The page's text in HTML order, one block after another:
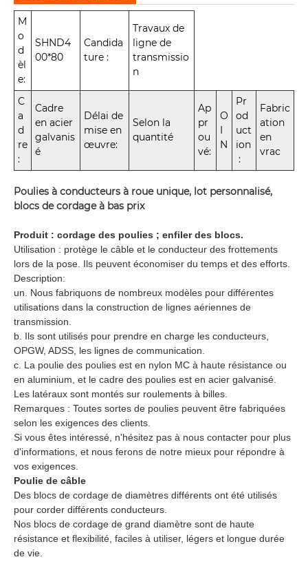
M
o
d
èl
e:
SHND4
00*80
Candida
ture :
Travaux de
ligne de
transmissio
n
C
a
d
re
:
Cadre
en acier
galvanis
é
Délai de
mise en
œuvre:
Selon la
quantité
Ap
pr
ou
vé:
O
I
N
Pr
od
uct
ion
:
Fabric
ation
en
vrac
Poulies à conducteurs à roue unique, lot personnalisé,
blocs de cordage à bas prix
Produit : cordage des poulies ; enfiler des blocs.
Utilisation : protège le câble et le conducteur des frottements
lors de la pose. Ils peuvent économiser du temps et des efforts.
Description:
un. Nous fabriquons de nombreux modèles pour différentes
utilisations dans la construction de lignes aériennes de
transmission.
b. Ils sont utilisés pour prendre en charge les conducteurs,
OPGW, ADSS, les lignes de communication.
c. La poulie des poulies est en nylon MC à haute résistance ou
en aluminium, et le cadre des poulies est en acier galvanisé.
Les latéraux sont montés sur roulements à billes.
Remarques : Toutes sortes de poulies peuvent être fabriquées
selon les exigences des clients.
Si vous êtes intéressé, n'hésitez pas à nous contacter pour plus
d'informations, et nous ferons de notre mieux pour répondre à
vos exigences.
Poulie de câble
Des blocs de cordage de diamètres différents ont été utilisés
pour corder différents conducteurs.
Nos blocs de cordage de grand diamètre sont de haute
résistance et flexibilité, faciles à utiliser, légers et longue durée
de vie.